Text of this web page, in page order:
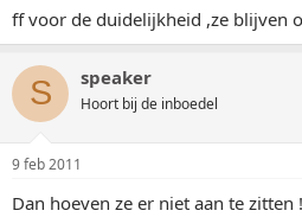
ff voor de duidelijkheid ,ze blijven
S speaker
Hoort bij de inboedel
9 feb 2011
Dan hoeven ze er niet aan te zitten